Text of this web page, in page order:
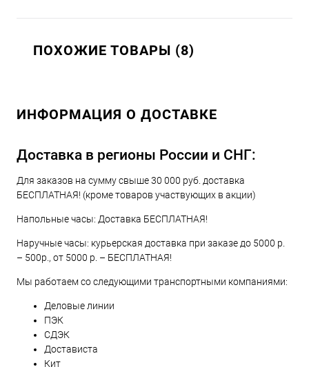
ПОХОЖИЕ ТОВАРЫ (8)
ИНФОРМАЦИЯ О ДОСТАВКЕ
Доставка в регионы России и СНГ:
Для заказов на сумму свыше 30 000 руб. доставка
БЕСПЛАТНАЯ! (кроме товаров участвующих в акции)
Напольные часы: Доставка БЕСПЛАТНАЯ!
Наручные часы: курьерская доставка при заказе до 5000 р.
– 500р., от 5000 р. – БЕСПЛАТНАЯ!
Мы работаем со следующими транспортными компаниями:
Деловые линии
ПЭК
СДЭК
Достависта
Кит